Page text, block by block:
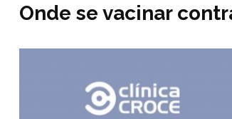
Onde se vacinar